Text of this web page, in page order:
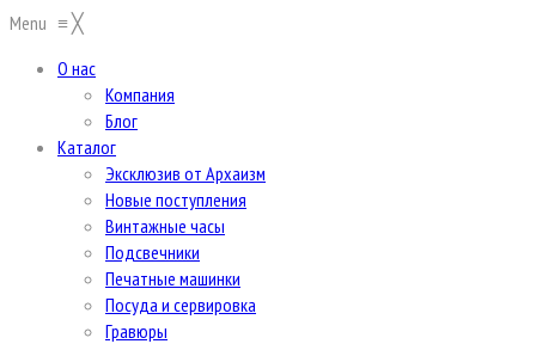
Menu ≡╳
О нас
Компания
Блог
Каталог
Эксклюзив от Архаизм
Новые поступления
Винтажные часы
Подсвечники
Печатные машинки
Посуда и сервировка
Гравюры